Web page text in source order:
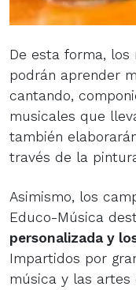
De esta forma, los
podrán aprender
cantando,
musicales que
también
través de la
Asimismo, los
Educo-Música
personalizada y
Impartidos por
música y las artes